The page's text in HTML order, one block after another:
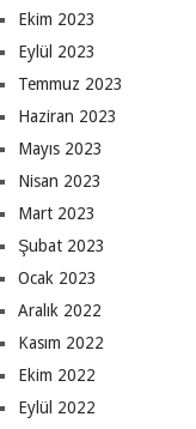
Ekim 2023
Eylül 2023
Temmuz 2023
Haziran 2023
Mayıs 2023
Nisan 2023
Mart 2023
Şubat 2023
Ocak 2023
Aralık 2022
Kasım 2022
Ekim 2022
Eylül 2022